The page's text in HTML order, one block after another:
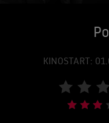
KINOSTART: